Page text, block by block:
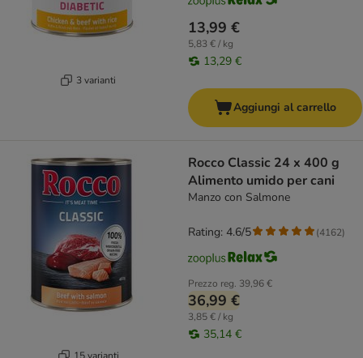
3 varianti
13,99 €
5,83 € / kg
13,29 €
Aggiungi al carrello
15 varianti
Rocco Classic 24 x 400 g
Alimento umido per cani
Manzo con Salmone
Prezzo reg. 39,96 €
36,99 €
3,85 € / kg
35,14 €
Rating: 4.6/5 (4162)